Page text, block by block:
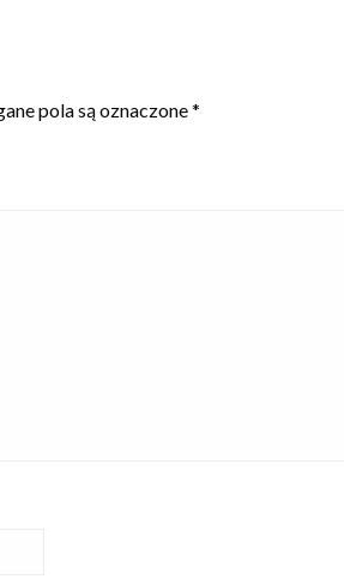
pola są oznaczone*